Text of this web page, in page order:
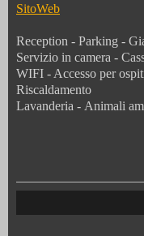
SitoWeb
Reception - Parking -
Servizio in camera -
WIFI - Accesso per
Riscaldamento
Lavanderia - Animali